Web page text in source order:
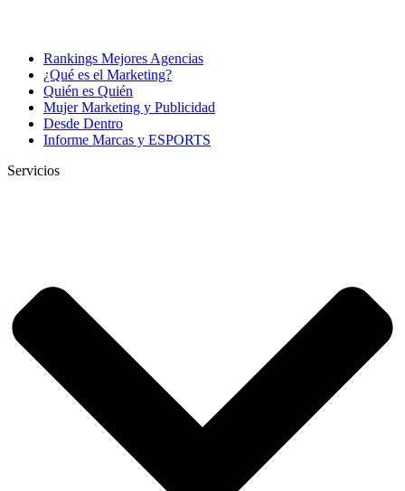
Rankings Mejores Agencias
¿Qué es el Marketing?
Quién es Quién
Mujer Marketing y Publicidad
Desde Dentro
Informe Marcas y ESPORTS
Servicios